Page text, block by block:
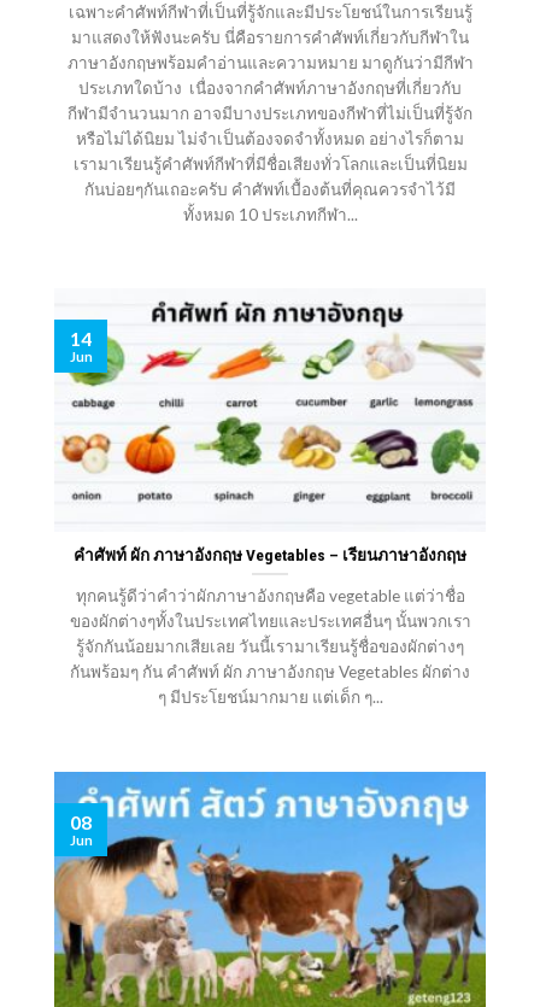
เฉพาะคำศัพท์กีฬาที่เป็นที่รู้จักและมีประโยชน์ในการเรียนรู้
มาแสดงให้ฟังนะครับ นี่คือรายการคำศัพท์เกี่ยวกับกีฬาใน
ภาษาอังกฤษพร้อมคำอ่านและความหมาย มาดูกันว่ามีกีฬา
ประเภทใดบ้าง เนื่องจากคำศัพท์ภาษาอังกฤษที่เกี่ยวกับ
กีฬามีจำนวนมาก อาจมีบางประเภทของกีฬาที่ไม่เป็นที่รู้จัก
หรือไม่ได้นิยม ไม่จำเป็นต้องจดจำทั้งหมด อย่างไรก็ตาม
เรามาเรียนรู้คำศัพท์กีฬาที่มีชื่อเสียงทั่วโลกและเป็นที่นิยม
กันบ่อยๆกันเถอะครับ คำศัพท์เบื้องต้นที่คุณควรจำไว้มี
ทั้งหมด 10 ประเภทกีฬา...
คำศัพท์ ผัก ภาษาอังกฤษ Vegetables – เรียนภาษาอังกฤษ
ทุกคนรู้ดีว่าคำว่าผักภาษาอังกฤษคือ vegetable แต่ว่าชื่อ
ของผักต่างๆทั้งในประเทศไทยและประเทศอื่นๆ นั้นพวกเรา
รู้จักกันน้อยมากเสียเลย วันนี้เรามาเรียนรู้ชื่อของผักต่างๆ
กันพร้อมๆ กัน คำศัพท์ ผัก ภาษาอังกฤษ Vegetables ผักต่าง
ๆ มีประโยชน์มากมาย แต่เด็ก ๆ...
14
Jun
08
Jun